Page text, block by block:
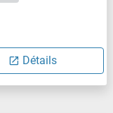
Détails